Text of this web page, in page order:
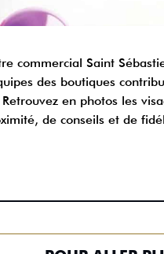
commercial Saint
des boutiques
en photos les
de conseils et de